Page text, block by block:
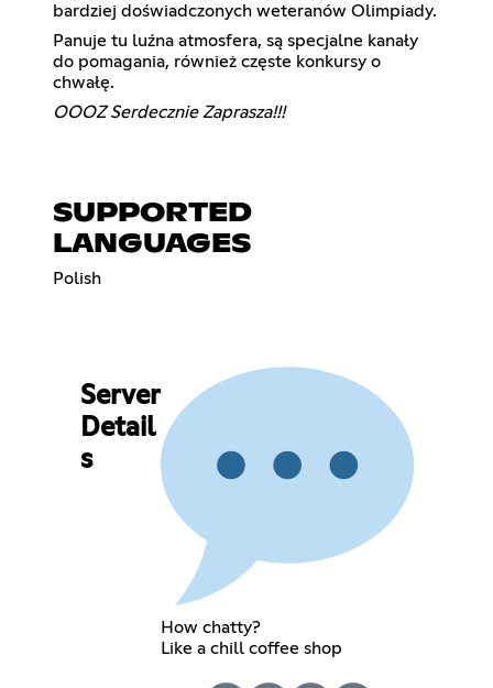
bardziej doświadczonych weteranów Olimpiady.
Panuje tu luźna atmosfera, są specjalne kanały
do pomagania, również częste konkursy o
chwałę.
OOOZ Serdecznie Zaprasza!!!
SUPPORTED
LANGUAGES
Polish
Server
Detail
s
How chatty?
Like a chill coffee shop